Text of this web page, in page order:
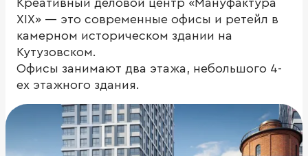
XIX» — это современные офисы и ретейл в
камерном историческом здании на
Кутузовском.
Офисы занимают два этажа, небольшого 4-
ех этажного здания.